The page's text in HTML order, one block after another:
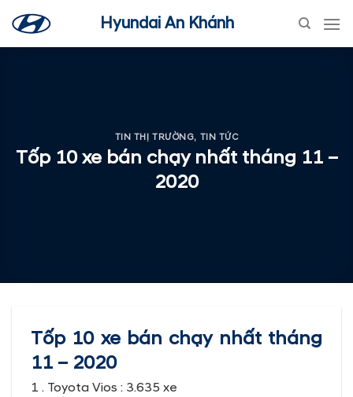
to
content
Hyundai An Khánh
TIN THỊ TRƯỜNG, TIN TỨC
Tốp 10 xe bán chạy nhất tháng 11 –
2020
Tốp 10 xe bán chạy nhất tháng
11 – 2020
1 . Toyota Vios : 3.635 xe ️